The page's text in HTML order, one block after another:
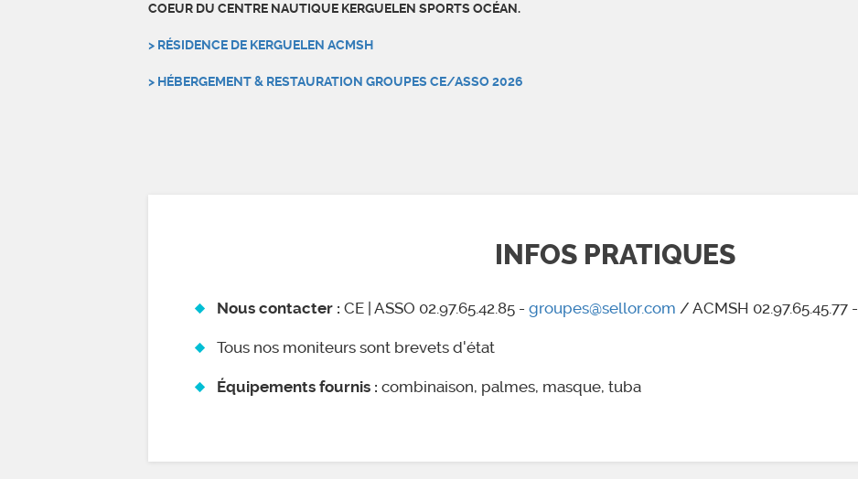
COEUR DU CENTRE NAUTIQUE KERGUELEN SPORTS OCÉAN.
> RÉSIDENCE DE KERGUELEN ACMSH
> HÉBERGEMENT & RESTAURATION GROUPES CE/ASSO 2026
INFOS PRATIQUES
Nous contacter : CE | ASSO 02.97.65.42.85 - groupes@sellor.com / ACMSH 02.97.65.45.77 -
Tous nos moniteurs sont brevets d'état
Équipements fournis : combinaison, palmes, masque, tuba